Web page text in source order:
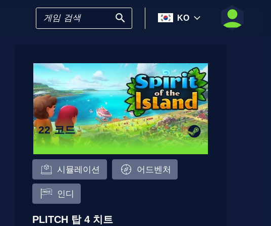
KO
22 코드
시뮬레이션 어드벤처
인디
PLITCH 탑 4 치트